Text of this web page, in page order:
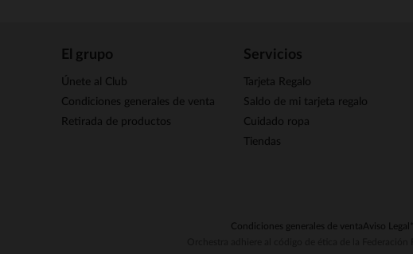
El grupo
Únete al Club
Condiciones generales de venta
Retirada de productos
Servicios
Tarjeta Regalo
Saldo de mi tarjeta regalo
Cuidado ropa
Tiendas
Condiciones generales de ventaAviso Legal